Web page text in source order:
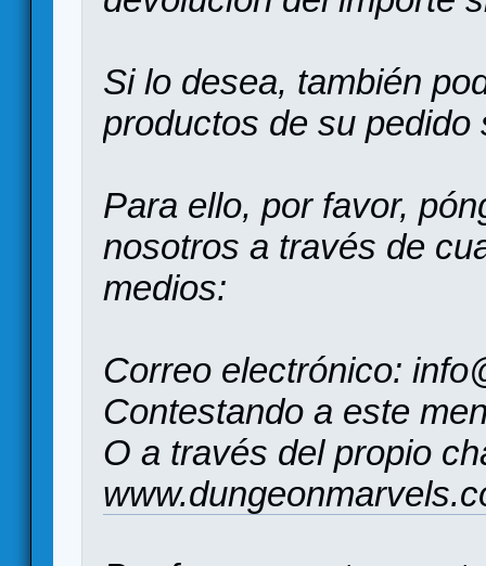
Si lo desea, también
productos de su
Para ello, por favor,
nosotros a través de
medios:
Correo electrónico:
Contestando a este
O a través del propio